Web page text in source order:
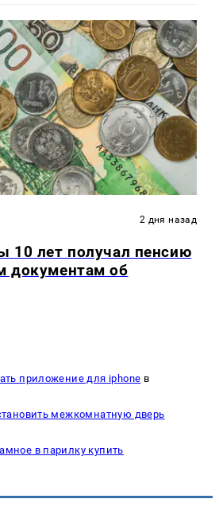
2 дня назад
10 лет получал пенсию
документам об
приложение для iphone в
межкомнатную дверь
в парилку купить